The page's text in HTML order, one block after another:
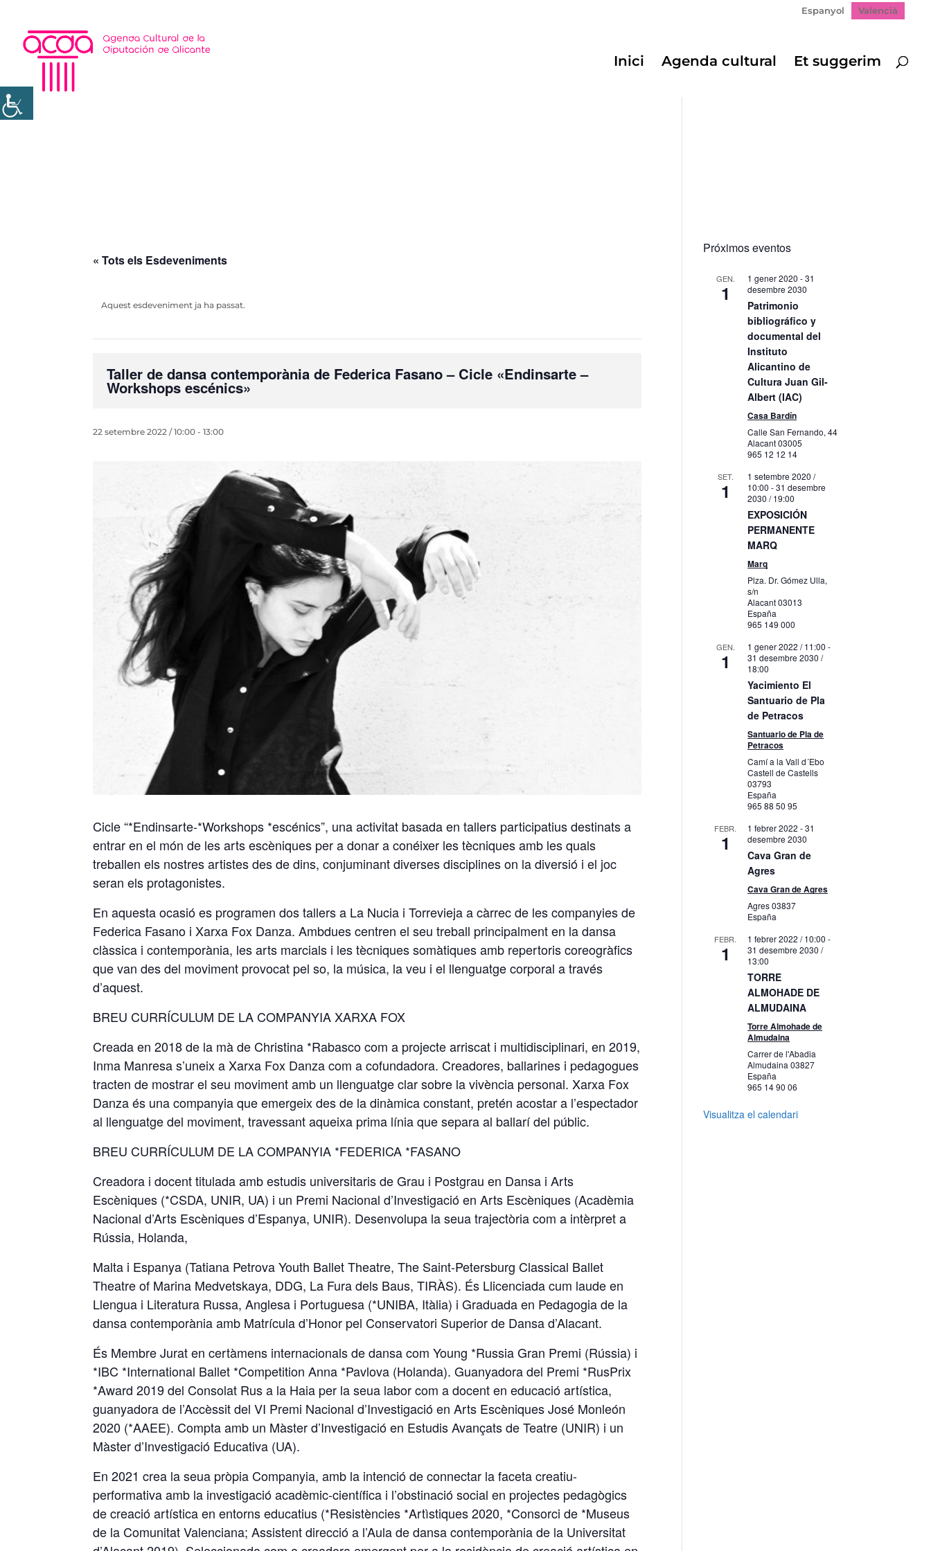
Espanyol Valencià
Inici Agenda cultural Et suggerim
« Tots els Esdeveniments
Aquest esdeveniment ja ha passat.
Taller de dansa contemporània de Federica Fasano – Cicle «Endinsarte –
Workshops escénics»
22 setembre 2022 / 10:00 -13:00
Cicle “*Endinsarte-*Workshops *escénics”, una activitat basada en tallers participatius destinats a
entrar en el món de les arts escèniques per a donar a conéixer les tècniques amb les quals
treballen els nostres artistes des de dins, conjuminant diverses disciplines on la diversió i el joc
seran els protagonistes.
En aquesta ocasió es programen dos tallers a La Nucia i Torrevieja a càrrec de les companyies de
Federica Fasano i Xarxa Fox Danza. Ambdues centren el seu treball principalment en la dansa
clàssica i contemporània, les arts marcials i les tècniques somàtiques amb repertoris coreogràfics
que van des del moviment provocat pel so, la música, la veu i el llenguatge corporal a través
d’aquest.
BREU CURRÍCULUM DE LA COMPANYIA XARXA FOX
Creada en 2018 de la mà de Christina *Rabasco com a projecte arriscat i multidisciplinari, en 2019,
Inma Manresa s’uneix a Xarxa Fox Danza com a cofundadora. Creadores, ballarines i pedagogues
tracten de mostrar el seu moviment amb un llenguatge clar sobre la vivència personal. Xarxa Fox
Danza és una companyia que emergeix des de la dinàmica constant, pretén acostar a l’espectador
al llenguatge del moviment, travessant aqueixa prima línia que separa al ballarí del públic.
BREU CURRÍCULUM DE LA COMPANYIA *FEDERICA *FASANO
Creadora i docent titulada amb estudis universitaris de Grau i Postgrau en Dansa i Arts
Escèniques (*CSDA, UNIR, UA) i un Premi Nacional d’Investigació en Arts Escèniques (Acadèmia
Nacional d’Arts Escèniques d’Espanya, UNIR). Desenvolupa la seua trajectòria com a intèrpret a
Rússia, Holanda,
Malta i Espanya (Tatiana Petrova Youth Ballet Theatre, The Saint-Petersburg Classical Ballet
Theatre of Marina Medvetskaya, DDG, La Fura dels Baus, TIRÀS). És Llicenciada cum laude en
Llengua i Literatura Russa, Anglesa i Portuguesa (*UNIBA, Itàlia) i Graduada en Pedagogia de la
dansa contemporània amb Matrícula d’Honor pel Conservatori Superior de Dansa d’Alacant.
És Membre Jurat en certàmens internacionals de dansa com Young *Russia Gran Premi (Rússia) i
*IBC *International Ballet *Competition Anna *Pavlova (Holanda). Guanyadora del Premi *RusPrix
*Award 2019 del Consolat Rus a la Haia per la seua labor com a docent en educació artística,
guanyadora de l’Accèssit del VI Premi Nacional d’Investigació en Arts Escèniques José Monleón
2020 (*AAEE). Compta amb un Màster d’Investigació en Estudis Avançats de Teatre (UNIR) i un
Màster d’Investigació Educativa (UA).
En 2021 crea la seua pròpia Companyia, amb la intenció de connectar la faceta creatiu-
performativa amb la investigació acadèmic-científica i l’obstinació social en projectes pedagògics
de creació artística en entorns educatius (*Resistències *Artìstiques 2020, *Consorci de *Museus
de la Comunitat Valenciana; Assistent direcció a l’Aula de dansa contemporània de la Universitat
Próximos eventos
GEN.
1
1 gener 2020 -31
desembre 2030
Patrimonio
bibliográfico y
documental del
Instituto
Alicantino de
Cultura Juan Gil-
Albert (IAC)
Casa Bardín
Calle San Fernando, 44
Alacant03005
965 12 12 14
SET.
1
1 setembre 2020 /
10:00 -31 desembre
2030 / 19:00
EXPOSICIÓN
PERMANENTE
MARQ
Marq
Plza. Dr. Gómez Ulla,
s/n
Alacant03013
España
965 149 000
GEN.
1
1 gener 2022 / 11:00 -
31 desembre 2030 /
18:00
Yacimiento El
Santuario de Pla
de Petracos
Santuario de Pla de
Petracos
Camí a la Vall d´Ebo
Castell de Castells
03793
España
965 88 50 95
FEBR.
1
1 febrer 2022 -31
desembre 2030
Cava Gran de
Agres
Cava Gran de Agres
Agres03837
España
FEBR.
1
1 febrer 2022 / 10:00 -
31 desembre 2030 /
13:00
TORRE
ALMOHADE DE
ALMUDAINA
Torre Almohade de
Almudaina
Carrer de l'Abadia
Almudaina03827
España
965 14 90 06
Visualitza el calendari